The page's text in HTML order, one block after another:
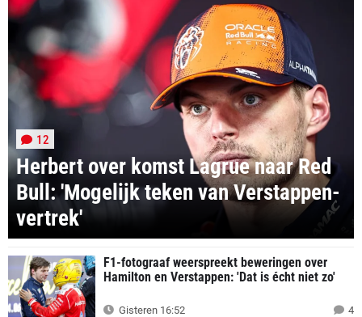
Herbert over komst Lagrue naar Red
Bull: 'Mogelijk teken van Verstappen-
vertrek'
12
F1-fotograaf weerspreekt beweringen over
Hamilton en Verstappen: 'Dat is écht niet zo'
Gisteren 16:52 4